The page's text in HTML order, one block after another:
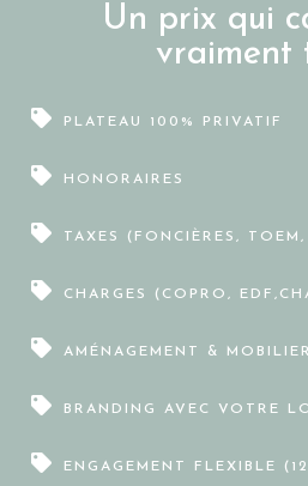
Un prix qui
vraiment
PLATEAU 100% PRIVATIF
HONORAIRES
TAXES (FONCIÈRES,
CHARGES (COPRO,
AMÉNAGEMENT & MOBILIER
BRANDING AVEC VOTRE
ENGAGEMENT FLEXIBLE